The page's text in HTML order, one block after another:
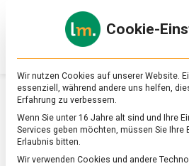
SCHLAGWORT:PRESSKUCHEN
Cookie-
Wir nutzen Cookies auf unserer Website.
essenziell, während andere uns helfen,
Erfahrung zu verbessern.
Wenn Sie unter 16 Jahre alt sind und Ihre
Services geben möchten, müssen Sie Ihre
Erlaubnis bitten.
Wir verwenden Cookies und andere